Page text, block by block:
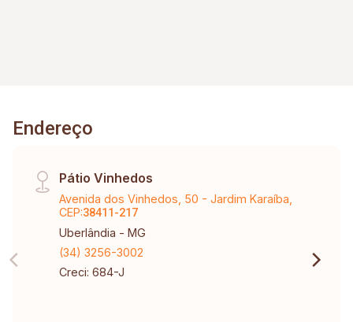
Endereço
Pátio Vinhedos
Avenida dos Vinhedos, 50 - Jardim Karaíba,
CEP:38411-217
Uberlândia - MG
(34) 3256-3002
Creci: 684-J